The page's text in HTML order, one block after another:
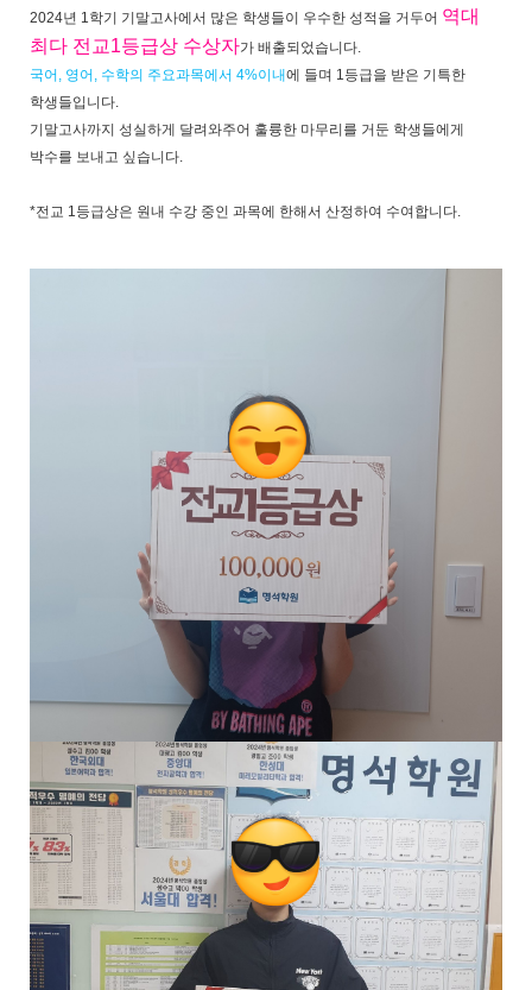
2024년 1학기 기말고사에서 많은 학생들이 우수한 성적을 거두어 역대
최다 전교1등급상 수상자가 배출되었습니다.
국어, 영어, 수학의 주요과목에서 4%이내에 들며 1등급을 받은 기특한
학생들입니다.
기말고사까지 성실하게 달려와주어 훌륭한 마무리를 거둔 학생들에게
박수를 보내고 싶습니다.
*전교 1등급상은 원내 수강 중인 과목에 한해서 산정하여 수여합니다.